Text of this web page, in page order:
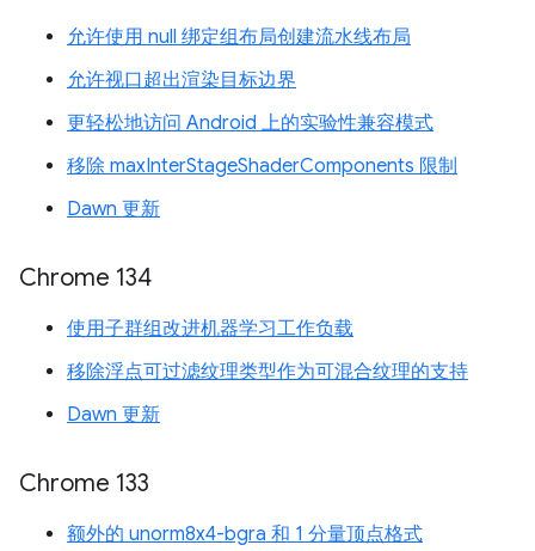
允许使用 null 绑定组布局创建流水线布局
允许视口超出渲染目标边界
更轻松地访问 Android 上的实验性兼容模式
移除 maxInterStageShaderComponents 限制
Dawn 更新
Chrome 134
使用子群组改进机器学习工作负载
移除浮点可过滤纹理类型作为可混合纹理的支持
Dawn 更新
Chrome 133
额外的 unorm8x4-bgra 和 1 分量顶点格式